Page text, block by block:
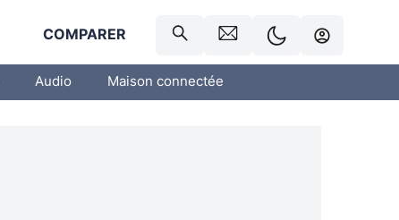
COMPARER
Audio Maison connectée